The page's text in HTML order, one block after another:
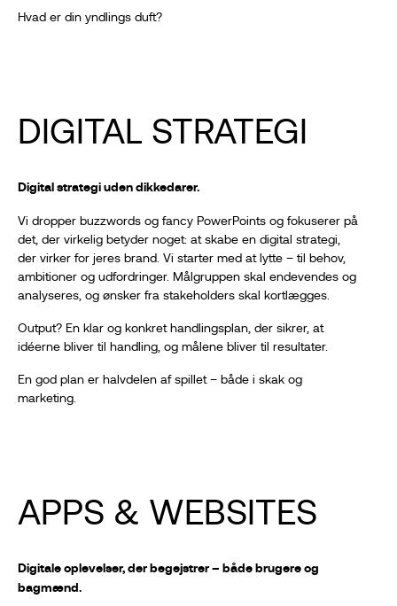
Hvad er din yndlings duft?
DIGITAL STRATEGI
Digital strategi uden dikkedarer.
Vi dropper buzzwords og fancy PowerPoints og fokuserer på
det, der virkelig betyder noget: at skabe en digital strategi,
der virker for jeres brand. Vi starter med at lytte – til behov,
ambitioner og udfordringer. Målgruppen skal endevendes og
analyseres, og ønsker fra stakeholders skal kortlægges.
Output? En klar og konkret handlingsplan, der sikrer, at
idéerne bliver til handling, og målene bliver til resultater.
En god plan er halvdelen af spillet – både i skak og
marketing.
APPS & WEBSITES
Digitale oplevelser, der begejstrer – både brugere og
bagmænd.